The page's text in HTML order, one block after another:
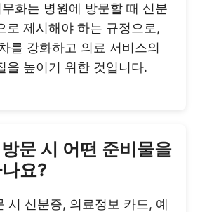
화는 병원에 방문할 때 신분
로 제시해야 하는 규정으로,
를 강화하고 의료 서비스의
을 높이기 위한 것입니다.
문 시 어떤 준비물을
요?
시 신분증, 의료정보 카드, 예